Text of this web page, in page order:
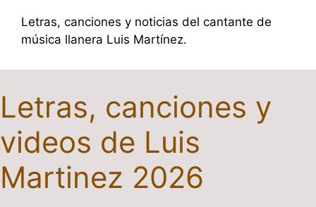
Letras, canciones y noticias del cantante de
música llanera Luis Martínez.
Letras, canciones y
videos de Luis
Martinez 2026